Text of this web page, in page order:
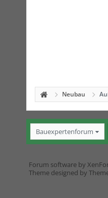
Neubau
Bauexpertenforum
Forum software by
Theme designed by